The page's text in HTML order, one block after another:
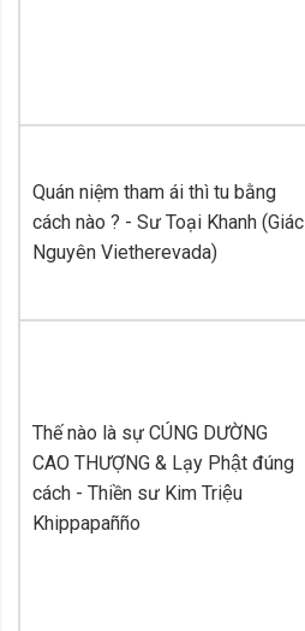
Quán niệm tham ái thì tu bằng
cách nào ? - Sư Toại Khanh (Giác
Nguyên Vietherevada)
Thế nào là sự CÚNG DƯỜNG
CAO THƯỢNG & Lạy Phật đúng
cách - Thiền sư Kim Triệu
Khippapañño